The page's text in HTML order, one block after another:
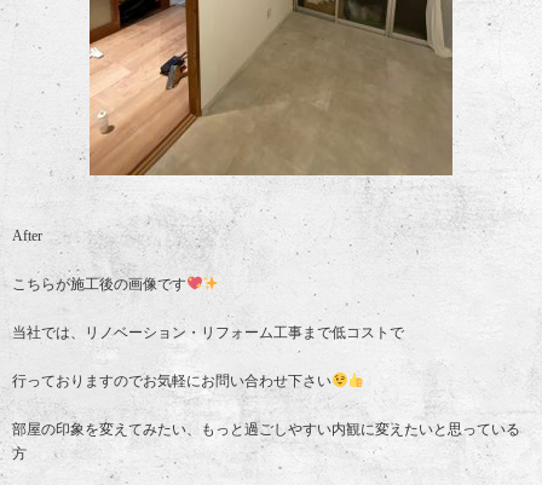
After
こちらが施工後の画像です
当社では、リノベーション・リフォーム工事まで低コストで
行っておりますのでお気軽にお問い合わせ下さい
部屋の印象を変えてみたい、もっと過ごしやすい内観に変えたいと思っている
方